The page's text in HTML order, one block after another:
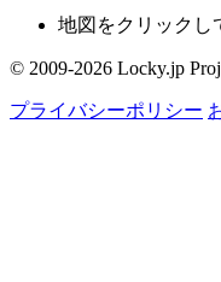
地図をクリックし
© 2009-2026 Locky.jp
プライバシーポリシー